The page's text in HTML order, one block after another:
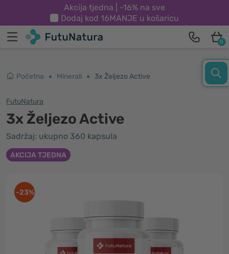
Akcija tjedna | -16% na sve
Dodaj kod 16MANJE u košaricu
0
Početna Minerali 3x Željezo Active
FutuNatura
3x Željezo Active
Sadržaj: ukupno 360 kapsula
AKCIJA TJEDNA
-23%